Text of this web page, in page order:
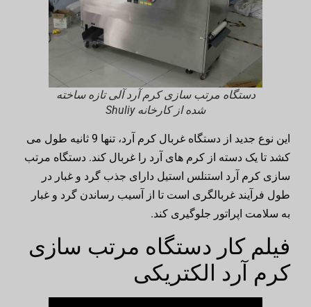
دستگاه مرتب سازی کرم آرد آلی تازه ساخته
شده از کارخانه Shuliy
این نوع جدید از دستگاه غربال کرم آرد، تنها 9 ثانیه طول می
کشد تا یک دسته از کرم های آرد را غربال کند. دستگاه مرتب
سازی کرم آرد استنلس استیل دارای جذب گرد و غبار در
طول فرآیند غربالگری است تا از آسیب رساندن گرد و غبار
به سلامت اپراتور جلوگیری کند.
فیلم کار دستگاه مرتب سازی
کرم آرد الکتریکی